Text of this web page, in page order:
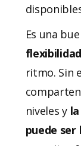
Es una
ritmo. Sin
niveles y
puede